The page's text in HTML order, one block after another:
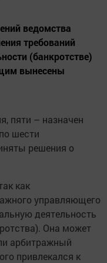
ведомства
требований
(банкротстве)
вынесены
пяти – назначен
шести
решения о
как
управляющего
деятельность
Она может
арбитражный
привлекался к